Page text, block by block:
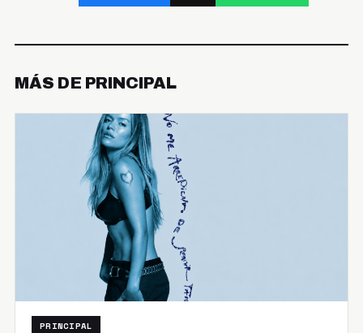
MÁS DE PRINCIPAL
PRINCIPAL